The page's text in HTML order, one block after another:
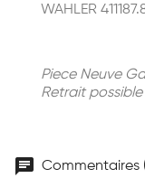
WAHLER
Piece Neuve
Retrait
chat Commentaires